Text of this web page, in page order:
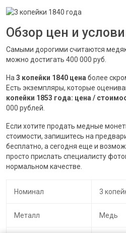
Обзор цен и
Самыми дорогими считаются
можно достигать 400 000 руб.
На3 копейки 1840 цена более
Есть экземпляры, которые
копейки 1853 года: цена /
000 рублей.
Если хотите продать медные
стоимости, запишитесь на
бесплатно, а сегодня еще и
просто прислать специалисту
нормальном качестве.
Номинал 3
Металл Медь